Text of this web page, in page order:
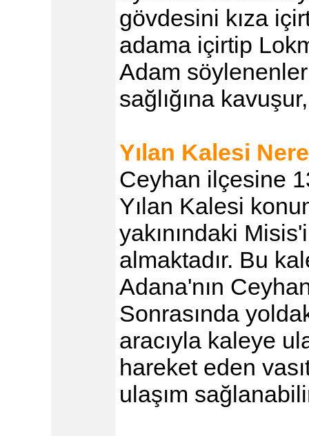
gövdesini kıza
adama içirtip
Adam
sağlığına
Yılan Kalesi
Ceyhan ilçesine
Yılan Kalesi
yakınındaki
almaktadır. Bu
Adana'nın
Sonrasında
aracıyla kaleye
hareket eden
ulaşım